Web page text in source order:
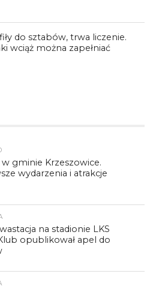
do sztabów, trwa liczenie.
wciąż można zapełniać
gminie Krzeszowice.
wydarzenia i atrakcje
na stadionie LKS
opublikował apel do